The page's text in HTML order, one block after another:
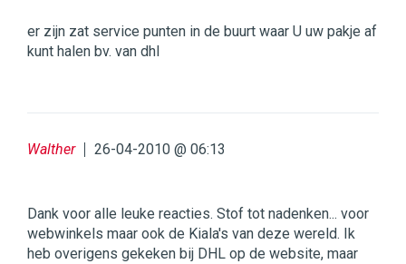
er zijn zat service punten in de buurt waar U uw pakje af
kunt halen bv. van dhl
Walther 26-04-2010 @ 06:13
Dank voor alle leuke reacties. Stof tot nadenken... voor
webwinkels maar ook de Kiala's van deze wereld. Ik
heb overigens gekeken bij DHL op de website, maar